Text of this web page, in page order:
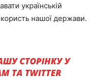
українській
користь нашої держави.
СТОРІНКУ У
ТА TWITTER